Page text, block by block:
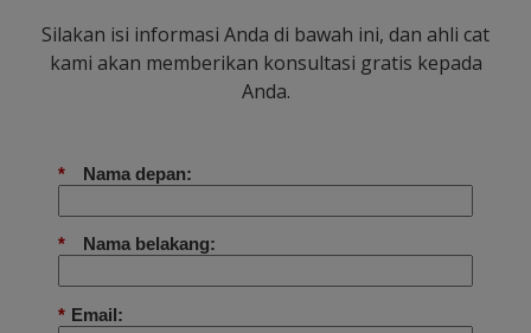
Silakan isi informasi Anda di bawah ini, dan ahli cat
kami akan memberikan konsultasi gratis kepada
Anda.